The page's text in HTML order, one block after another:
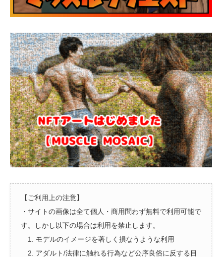
【ご利用上の注意】
・サイトの画像は全て個人・商用問わず無料で利用可能で
す。しかし以下の場合は利用を禁止します。
1. モデルのイメージを著しく損なうような利用
2. アダルト/法律に触れる行為など公序良俗に反する目